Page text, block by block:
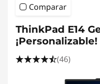
Comparar
ThinkPad E14
¡Personalizable!
(46)